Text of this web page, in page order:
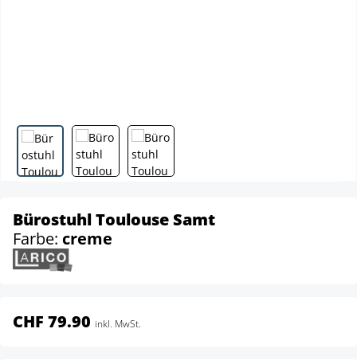
Bürostuhl Toulouse Samt
Farbe: creme
CHF 79.90 inkl. MwSt.